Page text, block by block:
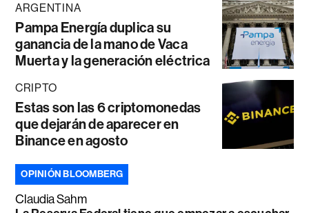
ARGENTINA
Pampa Energía duplica su
ganancia de la mano de Vaca
Muerta y la generación eléctrica
CRIPTO
Estas son las 6 criptomonedas
que dejarán de aparecer en
Binance en agosto
OPINIÓN BLOOMBERG
Claudia Sahm